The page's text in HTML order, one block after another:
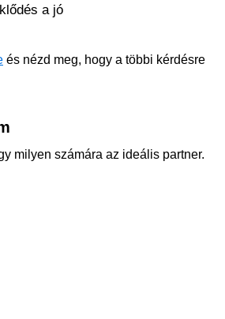
a jó
és nézd meg, hogy a többi kérdésre
milyen számára az ideális partner.